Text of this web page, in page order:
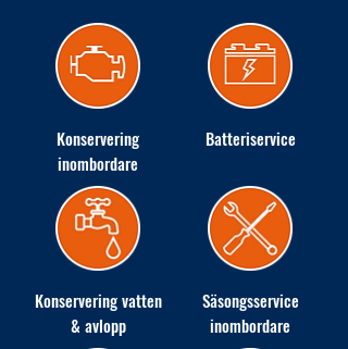
Konservering
inombordare
Batteriservice
Konservering vatten
& avlopp
Säsongsservice
inombordare